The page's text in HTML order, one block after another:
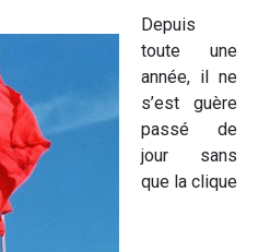
Depuis
toute une
année, il ne
s’est guère
passé de
jour sans
que la clique